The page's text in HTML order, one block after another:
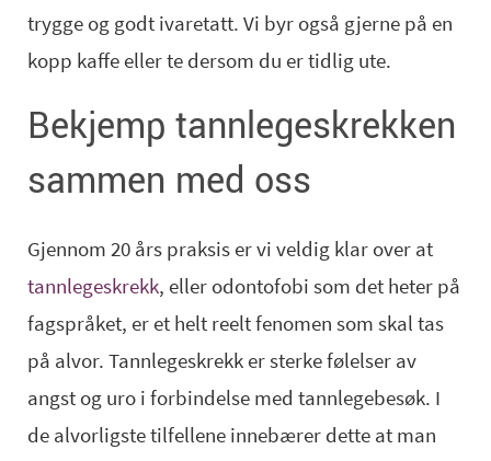
trygge og godt ivaretatt. Vi byr også gjerne på en
kopp kaffe eller te dersom du er tidlig ute.
Bekjemp tannlegeskrekken
sammen med oss
Gjennom 20 års praksis er vi veldig klar over at
tannlegeskrekk, eller odontofobi som det heter på
fagspråket, er et helt reelt fenomen som skal tas
på alvor. Tannlegeskrekk er sterke følelser av
angst og uro i forbindelse med tannlegebesøk. I
de alvorligste tilfellene innebærer dette at man